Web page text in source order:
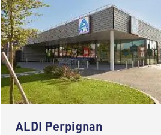
ALDI Perpignan